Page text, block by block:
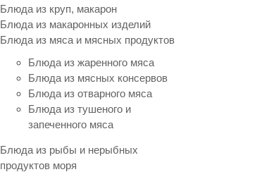
Блюда из круп, макарон
Блюда из макаронных изделий
Блюда из мяса и мясных продуктов
Блюда из жаренного мяса
Блюда из мясных консервов
Блюда из отварного мяса
Блюда из тушеного и
запеченного мяса
Блюда из рыбы и нерыбных
продуктов моря